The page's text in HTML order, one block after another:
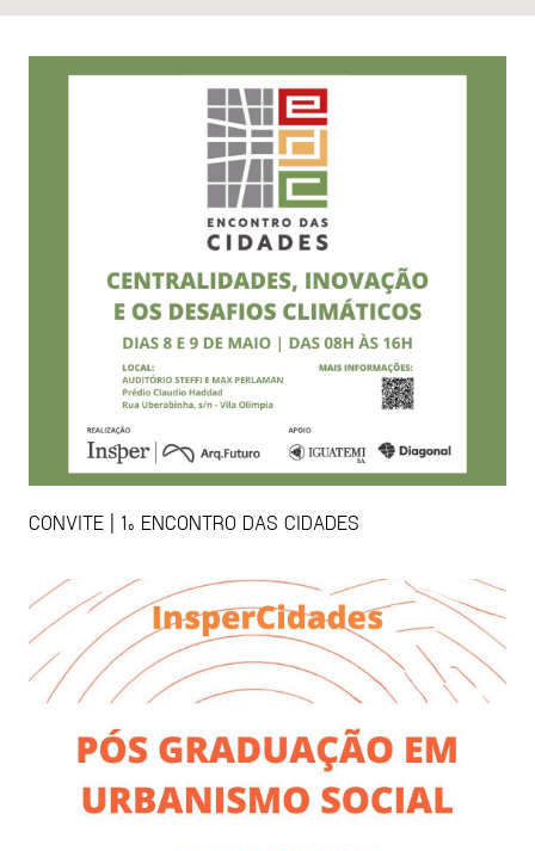
CONVITE | 1º ENCONTRO DAS CIDADES